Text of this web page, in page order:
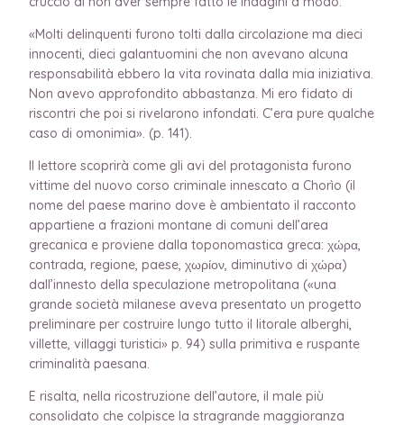
«Molti delinquenti furono tolti dalla circolazione ma dieci
innocenti, dieci galantuomini che non avevano alcuna
responsabilità ebbero la vita rovinata dalla mia iniziativa.
Non avevo approfondito abbastanza. Mi ero fidato di
riscontri che poi si rivelarono infondati. C’era pure qualche
caso di omonimia». (p. 141).
Il lettore scoprirà come gli avi del protagonista furono
vittime del nuovo corso criminale innescato a Chorìo (il
nome del paese marino dove è ambientato il racconto
appartiene a frazioni montane di comuni dell’area
grecanica e proviene dalla toponomastica greca: χώρα,
contrada, regione, paese, χωρίον, diminutivo di χώρα)
dall’innesto della speculazione metropolitana («una
grande società milanese aveva presentato un progetto
preliminare per costruire lungo tutto il litorale alberghi,
villette, villaggi turistici» p. 94) sulla primitiva e ruspante
criminalità paesana.
E risalta, nella ricostruzione dell’autore, il male più
consolidato che colpisce la stragrande maggioranza